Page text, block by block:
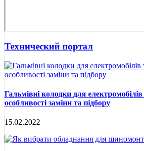
Технический портал
Гальмівні колодки для електромобілів
особливості заміни та підбору
15.02.2022